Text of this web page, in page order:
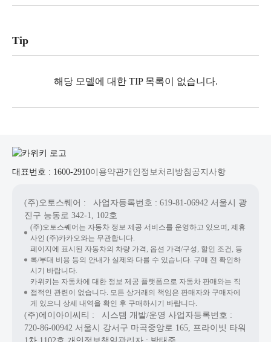
Tip
해당 모델에 대한 TIP 목록이 없습니다.
대표번호 : 1600-2910이용약관개인정보처리방침 공지사항
(주)오토스퀘어 : 사업자등록번호 : 619-81-06942 서울시 광
진구 능동로 342-1, 102호
(주)오토스퀘어는 자동차 정보 제공 서비스를 운영하고 있으며, 제휴
사인 (주)카카오와는 무관합니다.
페이지에 표시된 자동차의 차량 가격, 옵션 가격/구성, 할인 조건, 등
록/부대 비용 등의 안내가 실제와 다를 수 있습니다. 구매 전 확인하
시기 바랍니다.
카위키는 자동차에 대한 정보 제공 플랫폼으로 자동차 판매와는 직
접적인 관련이 없습니다. 모든 상거래의 책임은 판매자와 구매자에
게 있으니 상세 내역을 확인 후 구매하시기 바랍니다.
(주)에이아이씨티 : 시스템 개발/운영 사업자등록번호 :
720-86-00942 서울시 강서구 마곡중앙로 165, 프라이빗 타워